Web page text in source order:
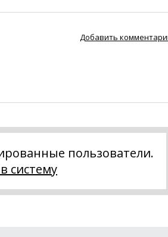
Добавить
пользователи.
систему